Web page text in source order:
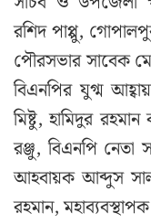
রশিদ পাপ্পু,
পৌরসভার সাবেক
বিএনপির যুগ্ম
মিষ্টু, হামিদুর
রঞ্জু, বিএনপি নেতা
আহবায়ক আব্দুস
রহমান,